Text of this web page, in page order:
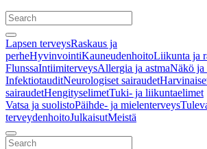
Lapsen terveysRaskaus ja
perheHyvinvointiKauneudenhoitoLiikunta ja
FlunssaIntiimiterveysAllergia ja astmaNäkö ja
InfektiotauditNeurologiset sairaudet
sairaudetHengityselimetTuki- ja liikuntaelimet
Vatsa ja suolistoPäihde- ja mielenterveys
terveydenhoitoJulkaisutMeistä